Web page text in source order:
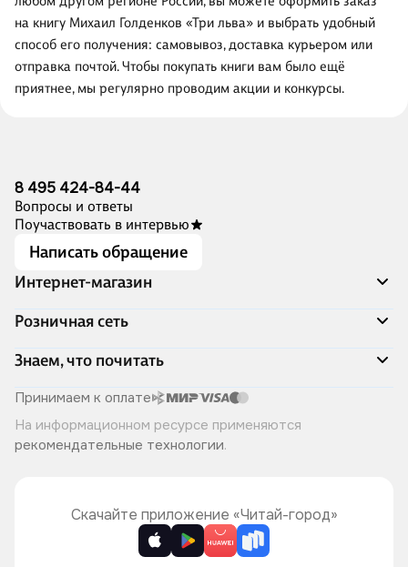
на книгу Михаил Голденков «Три льва» и выбрать удобный
способ его получения: самовывоз, доставка курьером или
отправка почтой. Чтобы покупать книги вам было ещё
приятнее, мы регулярно проводим акции и конкурсы.
8 495 424-84-44
Вопросы и ответы
Поучаствовать в интервью
Написать обращение
Интернет-магазин
Акции
Доставка и оплата
Программа лояльности
Подарочные сертификаты
Правила продажи
Политика конфиденциальности
Розничная сеть
Адреса магазинов
Книжный Дозор
О компании
Читай-город для бизнеса
Хотите у нас работать?
Знаем, что почитать
Скоро в продаже
Лучшие из лучших
Читай-журнал
Принимаем к оплате
На информационном ресурсе применяются
рекомендательные технологии.
Скачайте приложение «Читай-город»